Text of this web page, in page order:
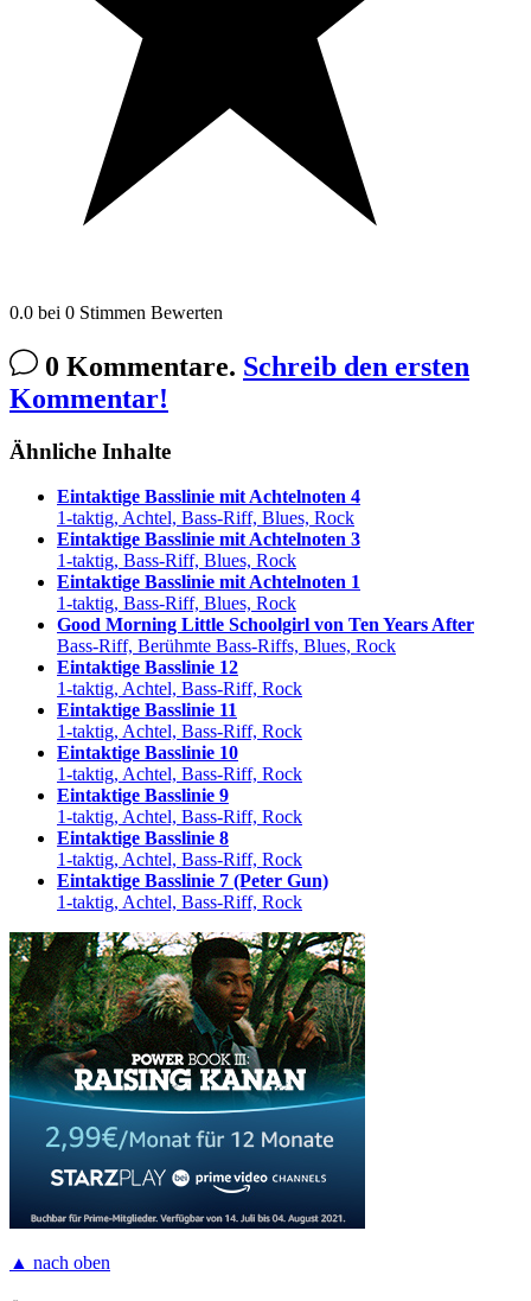
0.0 bei 0 Stimmen Bewerten
0 Kommentare. Schreib den ersten
Kommentar!
Ähnliche Inhalte
Eintaktige Basslinie mit Achtelnoten 4
1-taktig, Achtel, Bass-Riff, Blues, Rock
Eintaktige Basslinie mit Achtelnoten 3
1-taktig, Bass-Riff, Blues, Rock
Eintaktige Basslinie mit Achtelnoten 1
1-taktig, Bass-Riff, Blues, Rock
Good Morning Little Schoolgirl von Ten Years After
Bass-Riff, Berühmte Bass-Riffs, Blues, Rock
Eintaktige Basslinie 12
1-taktig, Achtel, Bass-Riff, Rock
Eintaktige Basslinie 11
1-taktig, Achtel, Bass-Riff, Rock
Eintaktige Basslinie 10
1-taktig, Achtel, Bass-Riff, Rock
Eintaktige Basslinie 9
1-taktig, Achtel, Bass-Riff, Rock
Eintaktige Basslinie 8
1-taktig, Achtel, Bass-Riff, Rock
Eintaktige Basslinie 7 (Peter Gun)
1-taktig, Achtel, Bass-Riff, Rock
▲ nach oben